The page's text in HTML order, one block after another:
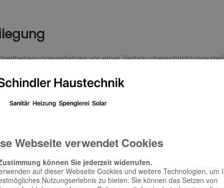
vor einer
Webseite verwendet Cookies
können Sie jederzeit widerrufen.
auf dieser Webseite Cookies und weitere Technologien, um
Nutzungserlebnis zu bieten. Sie können das Setzen von